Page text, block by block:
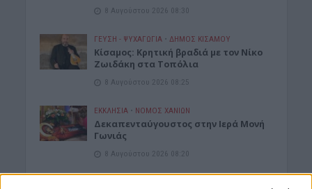
8 Αυγούστου 2026 08:30
ΓΕΎΣΗ - ΨΥΧΑΓΩΓΊΑ • ΔΉΜΟΣ ΚΙΣΆΜΟΥ
Kίσαμος: Κρητική βραδιά με τον Νίκο
Ζωιδάκη στα Τοπόλια
8 Αυγούστου 2026 08:25
ΕΚΚΛΗΣΙΑ • ΝΟΜΌΣ ΧΑΝΊΩΝ
Δεκαπενταύγουστος στην Ιερά Μονή
Γωνιάς
8 Αυγούστου 2026 08:20